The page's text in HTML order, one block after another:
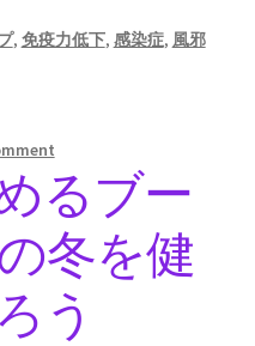
, 免疫力低下, 感染症, 風邪
るブー
冬を健
う